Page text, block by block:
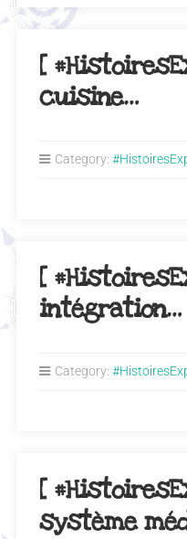
[
cuisine…
Category:
[
intégration…
Category:
[
système